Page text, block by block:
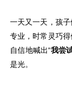
一天又一天，孩
专业，时常灵巧
自信地喊出“我尝
是光。